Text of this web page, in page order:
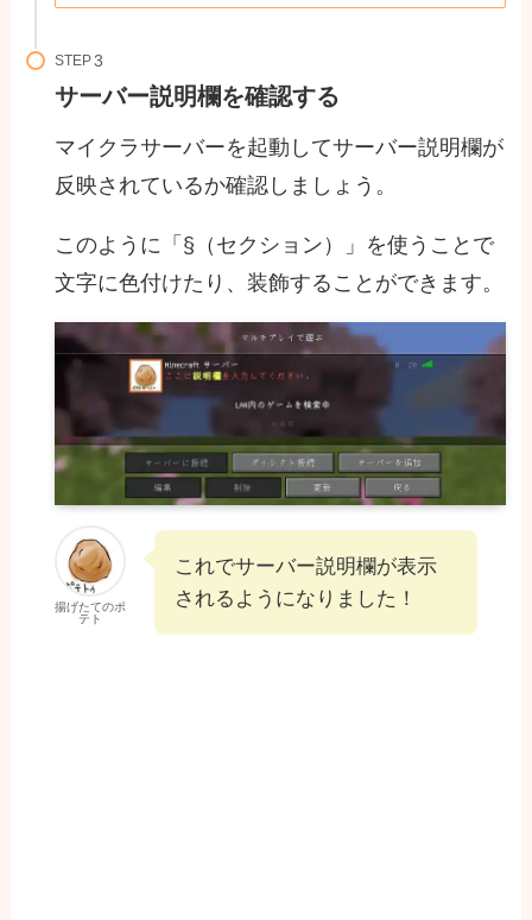
STEP
サーバー説明欄を確認する
マイクラサーバーを起動してサーバー説明欄が
反映されているか確認しましょう。
このように「§（セクション）」を使うことで
文字に色付けたり、装飾することができます。
揚げたてのポ
テト
これでサーバー説明欄が表示
されるようになりました！